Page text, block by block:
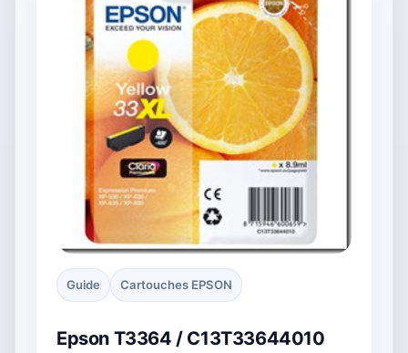
Guide Cartouches EPSON
Epson T3364 / C13T33644010